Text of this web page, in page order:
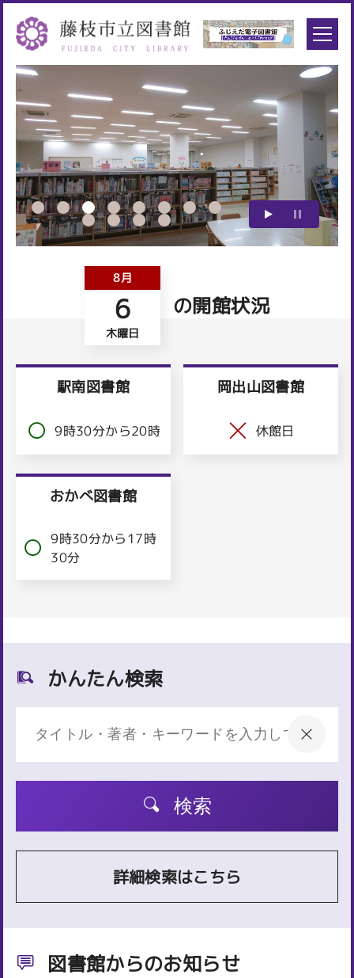
8月
6
木曜日
の開館状況
駅南図書館
9時30分から20時
岡出山図書館
休館日
おかべ図書館
9時30分から17時
30分
かんたん検索
検索
詳細検索はこちら
図書館からのお知らせ